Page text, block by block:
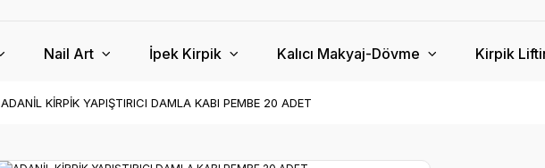
Nail Art İpek Kirpik Kalıcı Makyaj-Dövme Kirpik
ADANİL KİRPİK YAPIŞTIRICI DAMLA KABI PEMBE 20 ADET